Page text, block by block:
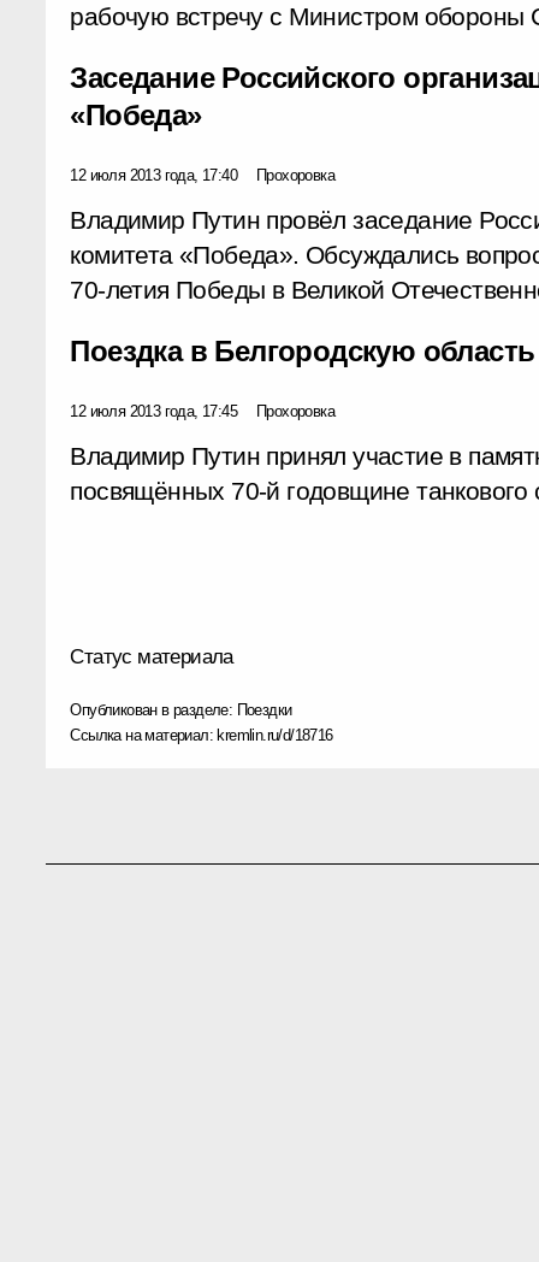
рабочую встречу с Министром обороны
Заседание Российского
«Победа»
12 июля 2013 года, 17:40 Прохоровка
Владимир Путин провёл заседание
комитета «Победа». Обсуждались
70-летия Победы в Великой
Поездка в Белгородскую область
12 июля 2013 года, 17:45 Прохоровка
Владимир Путин принял участие в
посвящённых 70-й годовщине
Статус материала
Опубликован в разделе: Поездки
Ссылка на материал: kremlin.ru/d/18716